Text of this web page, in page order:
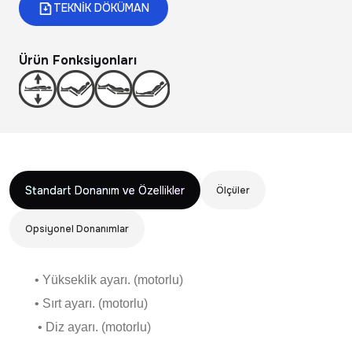
TEKNİK DÖKÜMAN
Ürün Fonksiyonları
Standart Donanım ve Özellikler Ölçüler
Opsiyonel Donanımlar
• Yükseklik ayarı. (motorlu)
• Sırt ayarı. (motorlu)
• Diz ayarı. (motorlu)